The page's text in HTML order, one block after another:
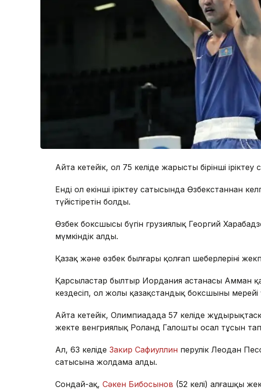
Айта кетейік, ол 75 келіде жарыстың бірінші
Енді ол екінші іріктеу сатысында Өзбекстаннан
түйістіретін болды.
Өзбек боксшысы бүгін грузиялық Георгий
мүмкіндік алды.
Қазақ және өзбек былғары қолғап шеберлерінің
Қарсыластар былтыр Иордания астанасы Амман
кездесіп, ол жолы қазақстандық боксшының мерейі
Айта кетейік, Олимпиадада 57 келіде
жекте венгриялық Роланд Галоштың осал тұсын
Ал, 63 келіде Закир Сафиуллин перулік Леодан
сатысына жолдама алды.
Сондай-ақ, Сәкен Бибосынов (52 келі) алғашқы